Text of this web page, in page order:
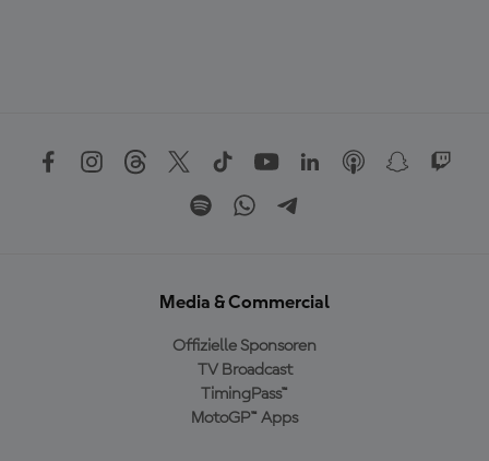
Media & Commercial
Offizielle Sponsoren
TV Broadcast
TimingPass™
MotoGP™ Apps